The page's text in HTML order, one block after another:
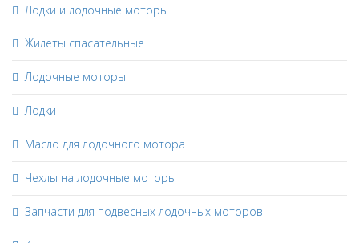
Лодки и лодочные моторы
Жилеты спасательные
Лодочные моторы
Лодки
Масло для лодочного мотора
Чехлы на лодочные моторы
Запчасти для подвесных лодочных моторов